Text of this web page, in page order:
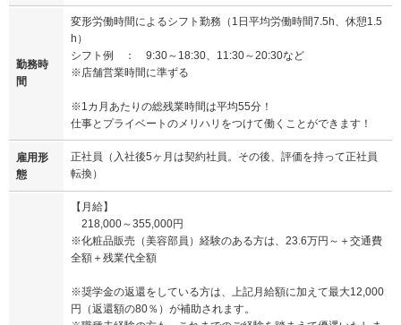
勤務時
間
変形労働時間によるシフト勤務（1日平均労働時間7.5h、休憩1.5
h）
シフト例 ： 9:30～18:30、11:30～20:30など
※店舗営業時間に準ずる
※1カ月あたりの総残業時間は平均55分！
仕事とプライベートのメリハリをつけて働くことができます！
雇用形
態
正社員（入社後5ヶ月は契約社員。その後、評価を持って正社員
転換）
【月給】
218,000～355,000円
※化粧品販売（美容部員）経験のある方は、23.6万円～＋交通費
全額＋残業代全額
※奨学金の返還をしている方は、上記月給額に加えて最大12,000
円（返還額の80％）が補助されます。